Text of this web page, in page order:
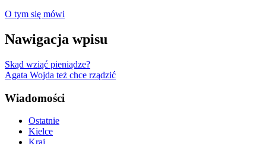
O tym się mówi
Nawigacja wpisu
Skąd wziąć pieniądze?
Agata Wojda też chce rządzić
Wiadomości
Ostatnie
Kielce